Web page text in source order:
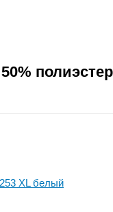
полиэстер
XL белый